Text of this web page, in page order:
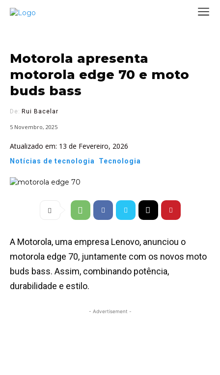
Motorola apresenta
motorola edge 70 e moto
buds bass
De: Rui Bacelar
5 Novembro, 2025
Atualizado em: 13 de Fevereiro, 2026
Notícias de tecnologia Tecnologia
A Motorola, uma empresa Lenovo, anunciou o
motorola edge 70, juntamente com os novos moto
buds bass. Assim, combinando potência,
durabilidade e estilo.
- Advertisement -